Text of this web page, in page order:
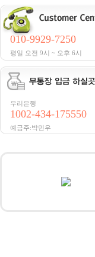
010-9929-7250
평일 오전 9시 ~ 오후 6시
우리은행
1002-434-175550
예금주:박민우